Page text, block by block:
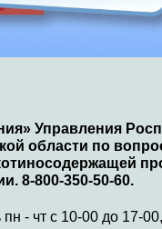
Управления
области по
8-800-350-50-60.
- чт с 10-00 до 17-